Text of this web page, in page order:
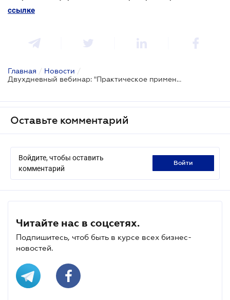
ссылке
Главная / Новости /
Двухдневный вебинар: "Практическое применение GDPR на понятном языке"
Оставьте комментарий
Войдите, чтобы оставить
комментарий
войти
Читайте нас в соцсетях.
Подпишитесь, чтоб быть в курсе всех бизнес-
новостей.